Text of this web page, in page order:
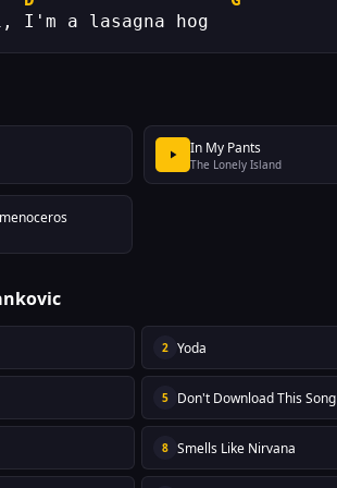
I'm a lasagna hog
In My Pants
The Lonely Island
2 Yoda
5 Don't Download This Song
8 Smells Like Nirvana